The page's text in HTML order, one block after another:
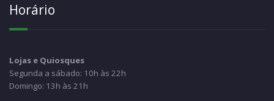
Horário
Lojas e Quiosques
Segunda a sábado: 10h às 22h
Domingo: 13h às 21h